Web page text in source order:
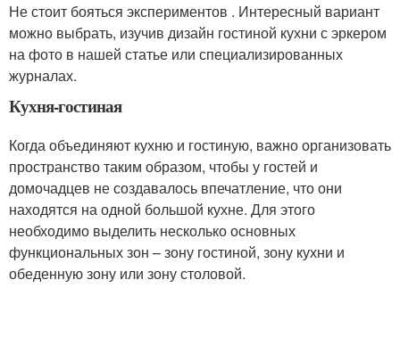
Не стоит бояться экспериментов . Интересный вариант
можно выбрать, изучив дизайн гостиной кухни с эркером
на фото в нашей статье или специализированных
журналах.
Кухня-гостиная
Когда объединяют кухню и гостиную, важно организовать
пространство таким образом, чтобы у гостей и
домочадцев не создавалось впечатление, что они
находятся на одной большой кухне. Для этого
необходимо выделить несколько основных
функциональных зон – зону гостиной, зону кухни и
обеденную зону или зону столовой.